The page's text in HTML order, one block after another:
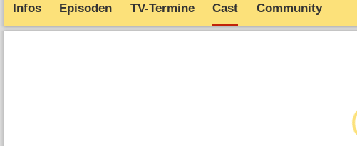
Infos Episoden TV-Termine Cast Community